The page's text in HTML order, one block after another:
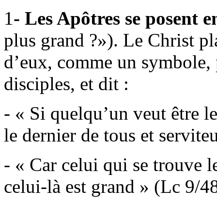
1- Les Apôtres se posent
plus grand ?»). Le Christ
d’eux, comme un
disciples, et dit :
- « Si quelqu’un veut être
le dernier de tous et
- « Car celui qui se trouve
celui-là est grand » (Lc 9/